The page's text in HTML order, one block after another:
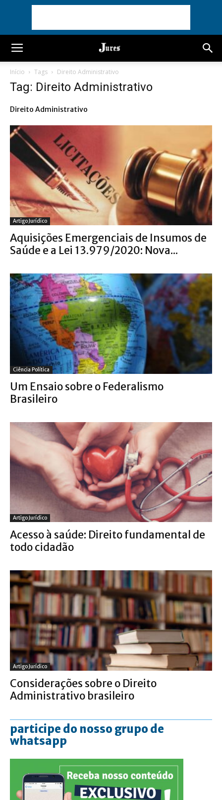
Início Tags Direito Administrativo
Tag: Direito Administrativo
Direito Administrativo
Artigo Jurídico
Aquisições Emergenciais de Insumos de
Saúde e a Lei 13.979/2020: Nova...
Ciência Política
Um Ensaio sobre o Federalismo
Brasileiro
Artigo Jurídico
Acesso à saúde: Direito fundamental de
todo cidadão
Artigo Jurídico
Considerações sobre o Direito
Administrativo brasileiro
participe do nosso grupo de
whatsapp